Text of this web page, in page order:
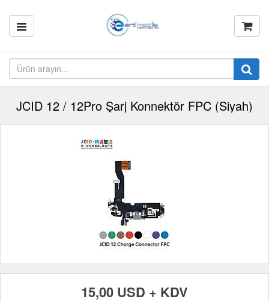
JCID 12 / 12Pro Şarj Konnektör FPC (Siyah)
15,00 USD + KDV